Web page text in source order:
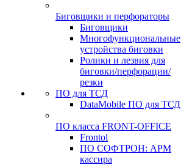
Биговщики и перфораторы
Биговщики
Многофункциональные
устройства биговки
Ролики и лезвия для
биговки/перфорации/
резки
ПО для ТСД
DataMobile ПО для ТСД
ПО класса FRONT-OFFICE
Frontol
ПО СОФТРОН: АРМ
кассира